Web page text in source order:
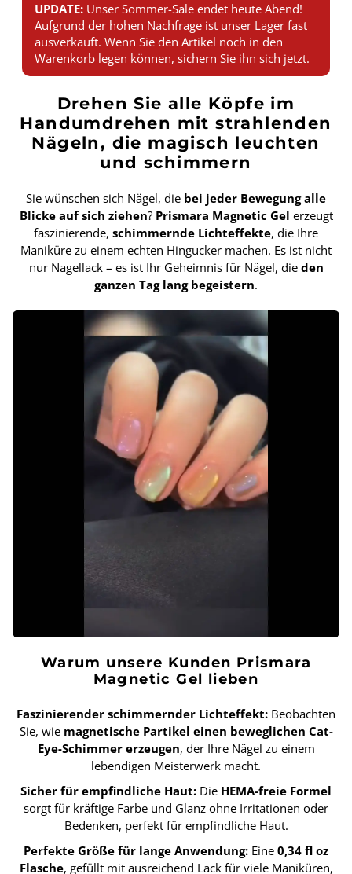
UPDATE: Unser Sommer-Sale endet heute Abend!
Aufgrund der hohen Nachfrage ist unser Lager fast
ausverkauft. Wenn Sie den Artikel noch in den
Warenkorb legen können, sichern Sie ihn sich jetzt.
Drehen Sie alle Köpfe im
Handumdrehen mit strahlenden
Nägeln, die magisch leuchten
und schimmern
Sie wünschen sich Nägel, die bei jeder Bewegung alle
Blicke auf sich ziehen? Prismara Magnetic Gel erzeugt
faszinierende, schimmernde Lichteffekte, die Ihre
Maniküre zu einem echten Hingucker machen. Es ist nicht
nur Nagellack – es ist Ihr Geheimnis für Nägel, die den
ganzen Tag lang begeistern.
Warum unsere Kunden Prismara
Magnetic Gel lieben
Faszinierender schimmernder Lichteffekt: Beobachten
Sie, wie magnetische Partikel einen beweglichen Cat-
Eye-Schimmer erzeugen, der Ihre Nägel zu einem
lebendigen Meisterwerk macht.
Sicher für empfindliche Haut: Die HEMA-freie Formel
sorgt für kräftige Farbe und Glanz ohne Irritationen oder
Bedenken, perfekt für empfindliche Haut.
Perfekte Größe für lange Anwendung: Eine 0,34 fl oz
Flasche, gefüllt mit ausreichend Lack für viele Maniküren,